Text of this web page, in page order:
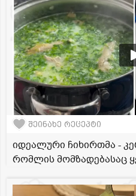
შეინახე რეცეპტი
იდეალური ჩიხირთმა -
რომლის მომზადებასაც